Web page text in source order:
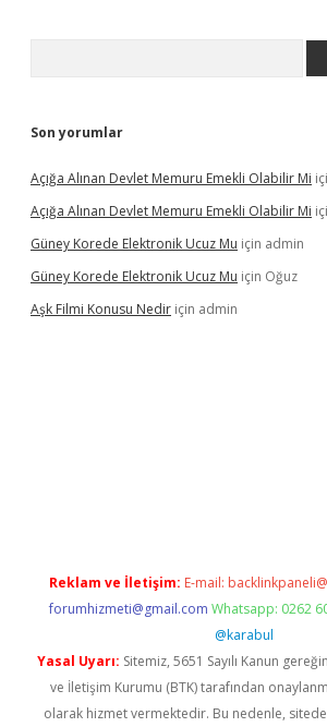
Son yorumlar
Açığa Alınan Devlet Memuru Emekli Olabilir Mi
Açığa Alınan Devlet Memuru Emekli Olabilir Mi
Güney Korede Elektronik Ucuz Mu için admin
Güney Korede Elektronik Ucuz Mu için Oğuz
Aşk Filmi Konusu Nedir için admin
Reklam ve İletişim: E-mail:
forumhizmeti@gmail.com Whatsapp: 0262
@karabul
Yasal Uyarı: Sitemiz, 5651 Sayılı Kanun
ve İletişim Kurumu (BTK) tarafından
olarak hizmet vermektedir. Bu nedenle,